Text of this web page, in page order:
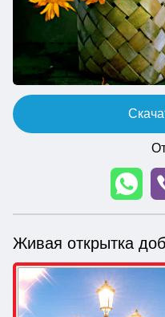
Живая открытка